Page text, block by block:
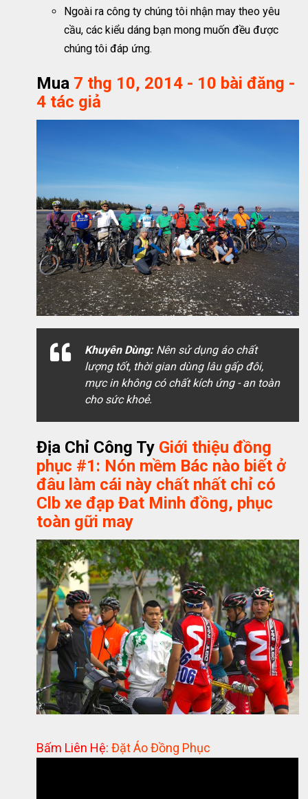
Ngoài ra công ty chúng tôi nhận may theo yêu
cầu, các kiểu dáng bạn mong muốn đều được
chúng tôi đáp ứng.
Mua 7 thg 10, 2014 - 10 bài đăng -
‎4 tác giả
Khuyên Dùng: Nên sử dụng áo chất
lượng tốt, thời gian dùng lâu gấp đôi,
mực in không có chất kích ứng - an toàn
cho sức khoẻ.
Địa Chỉ Công Ty Giới thiệu đồng
phục #1: Nón mềm Bác nào biết ở
đâu làm cái này chất nhất chỉ có
Clb xe đạp Đat Minh đồng, phục
toàn gữi may
Bấm Liên Hệ:Đặt Áo Đồng Phục